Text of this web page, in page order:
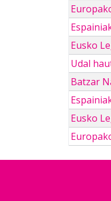
Eusko
Udal
Batzar
Eusko